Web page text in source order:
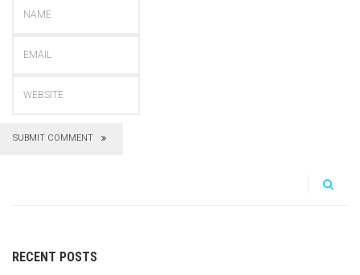
SUBMIT COMMENT
RECENT POSTS